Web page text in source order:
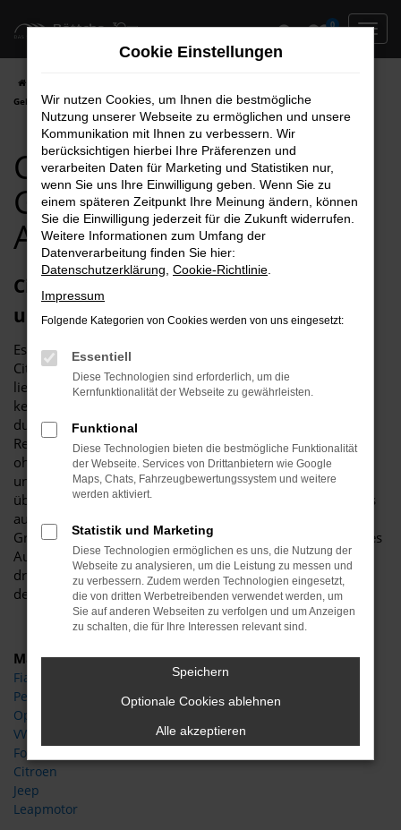
Zum
springen
0
Gebrauchtwagen Angebote
Citroen C4
Gebrauchtwagen
Angebote
Citroen C4 Gebrauchtwagen – so gut
und so günstig
Es ist kein Geheimnis, dass wir voll und ganz von unseren
Citroen C4 Gebrauchtwagen überzeugt sind. Woran das
liegt? Unter anderem daran, dass wir die Fahrzeuge genau
kennen und im Vorfeld in unserer Kfz-Meisterwerkstatt
durchgecheckt haben. Auf diese Weise vermeiden wir
Reklamationen und stellen sicher, dass Sie über viele Jahre
ohne Probleme in Ihrem Citroen C4 Gebrauchtwagen
unterwegs sein können. Unsere Qualitätsmaßstäbe sind
überaus streng und betreffen sowohl die Motorisierung als
auch Getriebe, Extras und natürlich die Verschleißteile.
Grünes Licht bedeutet bei uns, dass Sie in ein einwandfreies
Auto steigen und keinerlei unliebsame Überraschungen
drohen. Dafür stehen wir mit unserem guten Namen und
der Erfahrung von mehr als 30 Jahren.
Marken
Fiat
Peugeot
Opel
VW
Ford
Citroen
Jeep
Leapmotor
Cookie Einstellungen
Wir nutzen Cookies, um Ihnen die bestmögliche
Nutzung unserer Webseite zu ermöglichen und unsere
Kommunikation mit Ihnen zu verbessern. Wir
berücksichtigen hierbei Ihre Präferenzen und
verarbeiten Daten für Marketing und Statistiken nur,
wenn Sie uns Ihre Einwilligung geben. Wenn Sie zu
einem späteren Zeitpunkt Ihre Meinung ändern, können
Sie die Einwilligung jederzeit für die Zukunft widerrufen.
Weitere Informationen zum Umfang der
Datenverarbeitung finden Sie hier:
Datenschutzerklärung Cookie-Richtlinie
Impressum
Folgende Kategorien von Cookies werden von uns eingesetzt:
Essentiell
Diese Technologien sind erforderlich, um die
Kernfunktionalität der Webseite zu gewährleisten.
Funktional
Diese Technologien bieten die bestmögliche Funktionalität
der Webseite. Services von Drittanbietern wie Google
Maps, Chats, Fahrzeugbewertungssystem und weitere
werden aktiviert.
Statistik und Marketing
Diese Technologien ermöglichen es uns, die Nutzung der
Webseite zu analysieren, um die Leistung zu messen und
zu verbessern. Zudem werden Technologien eingesetzt,
die von dritten Werbetreibenden verwendet werden, um
Sie auf anderen Webseiten zu verfolgen und um Anzeigen
zu schalten, die für Ihre Interessen relevant sind.
Speichern
Optionale Cookies ablehnen
Alle akzeptieren